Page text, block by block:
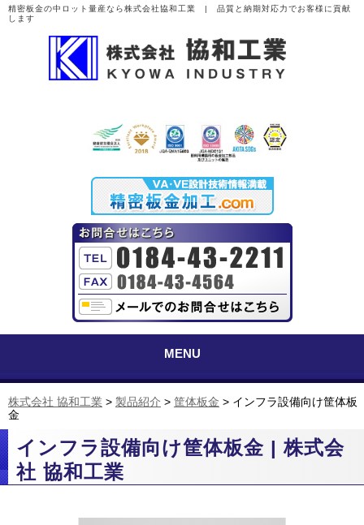
精密板金の中ロット量産なら株式会社協和工業 | 品質と納期対応力でお客様に貢献
します
MENU
株式会社 協和工業 > 製品紹介 > 筐体板金 > インフラ設備向け筐体板
金
インフラ設備向け筐体板金 | 株式会
社 協和工業